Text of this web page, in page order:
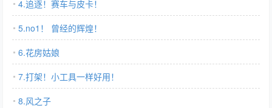
4.追逐！赛车与皮卡！
5.no1！ 曾经的辉煌！
6.花房姑娘
7.打架！小工具一样好用！
8.风之子